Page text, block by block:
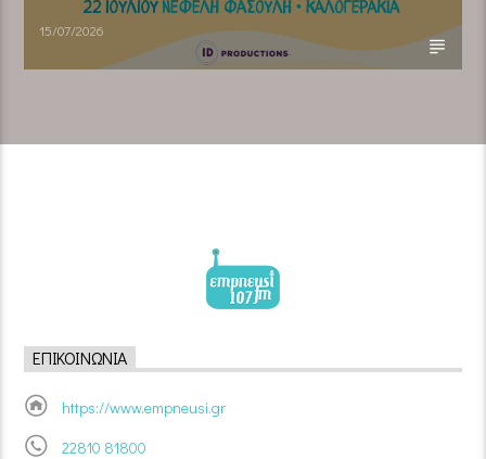
15/07/2026
ΕΠΙΚΟΙΝΩΝΊΑ
https://www.empneusi.gr
22810 81800